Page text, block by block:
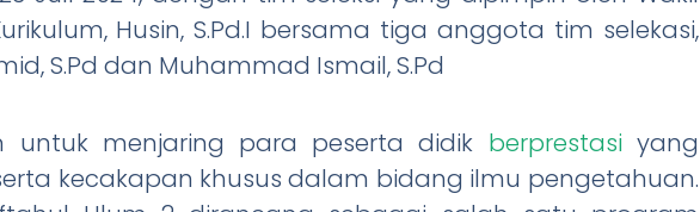
Husin, S.Pd.I bersama tiga anggota tim selekasi,
S.Pd dan Muhammad Ismail, S.Pd
untuk menjaring para peserta didik berprestasi yang
kecakapan khusus dalam bidang ilmu pengetahuan.